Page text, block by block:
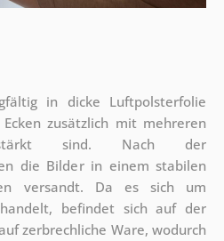
in dicke Luftpolsterfolie
zusätzlich mit mehreren
sind. Nach der
die Bilder in einem stabilen
versandt. Da es sich um
befindet sich auf der
zerbrechliche Ware, wodurch